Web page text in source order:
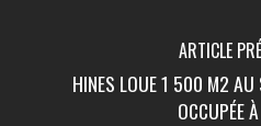
ARTICLE
HINES LOUE 1 500 M2 AU
OCCUPÉE